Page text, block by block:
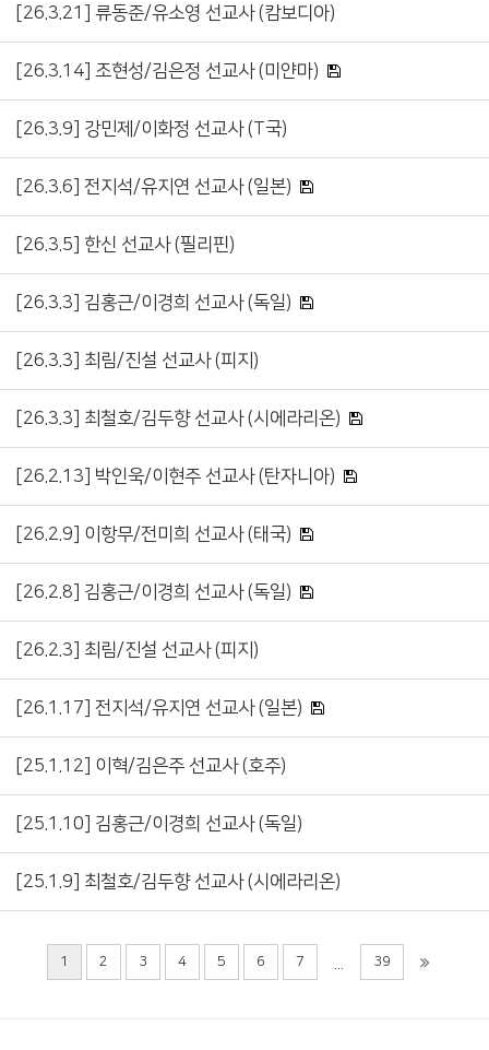
[26.3.21] 류동준/유소영 선교사 (캄보디아)
[26.3.14] 조현성/김은정 선교사 (미얀마)
[26.3.9] 강민제/이화정 선교사 (T국)
[26.3.6] 전지석/유지연 선교사 (일본)
[26.3.5] 한신 선교사 (필리핀)
[26.3.3] 김홍근/이경희 선교사 (독일)
[26.3.3] 최림/진설 선교사 (피지)
[26.3.3] 최철호/김두향 선교사 (시에라리온)
[26.2.13] 박인욱/이현주 선교사 (탄자니아)
[26.2.9] 이항무/전미희 선교사 (태국)
[26.2.8] 김홍근/이경희 선교사 (독일)
[26.2.3] 최림/진설 선교사 (피지)
[26.1.17] 전지석/유지연 선교사 (일본)
[25.1.12] 이혁/김은주 선교사 (호주)
[25.1.10] 김홍근/이경희 선교사 (독일)
[25.1.9] 최철호/김두향 선교사 (시에라리온)
1 2 3 4 5 6 7 ... 39